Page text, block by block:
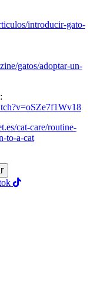
introducir-gato-
gatos/adoptar-un-
cat-care/routine-
to-a-cat